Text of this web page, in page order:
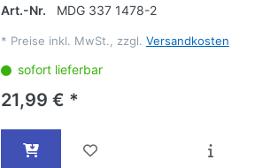
Art.-Nr. MDG 337 1478-2
* Preise inkl. MwSt., zzgl. Versandkosten
sofort lieferbar
21,99 € *